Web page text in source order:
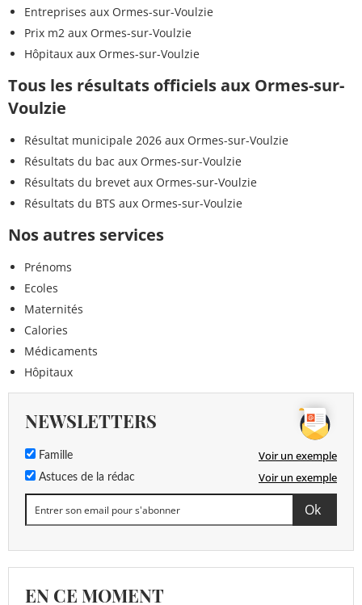
Entreprises aux Ormes-sur-Voulzie
Prix m2 aux Ormes-sur-Voulzie
Hôpitaux aux Ormes-sur-Voulzie
Tous les résultats officiels aux Ormes-sur-
Voulzie
Résultat municipale 2026 aux Ormes-sur-Voulzie
Résultats du bac aux Ormes-sur-Voulzie
Résultats du brevet aux Ormes-sur-Voulzie
Résultats du BTS aux Ormes-sur-Voulzie
Nos autres services
Prénoms
Ecoles
Maternités
Calories
Médicaments
Hôpitaux
NEWSLETTERS
Famille Voir un exemple
Astuces de la rédac Voir un exemple
EN CE MOMENT